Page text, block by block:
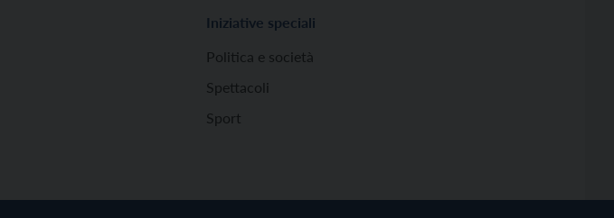
Iniziative speciali
Politica e società
Spettacoli
Sport